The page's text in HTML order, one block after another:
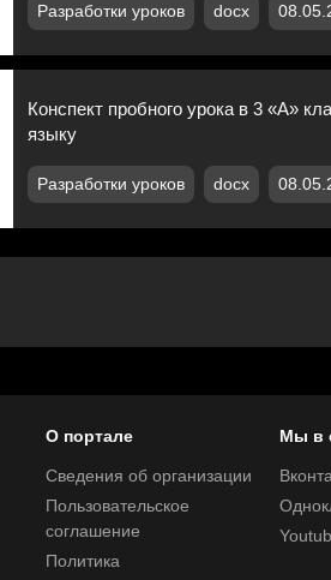
Разработки уроков docx
Конспект пробного урока в 3 «А»
языку
Разработки уроков docx
О портале
Сведения об организации
Пользовательское
соглашение
Политика
Мы в